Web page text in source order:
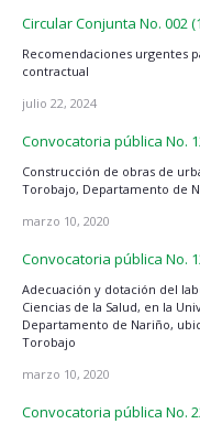
Circular Conjunta No. 002
Recomendaciones urgentes
contractual
julio 22, 2024
Convocatoria pública No.
Construcción de obras de
Torobajo, Departamento de
marzo 10, 2020
Convocatoria pública No.
Adecuación y dotación del
Ciencias de la Salud, en la
Departamento de Nariño,
Torobajo
marzo 10, 2020
Convocatoria pública No.